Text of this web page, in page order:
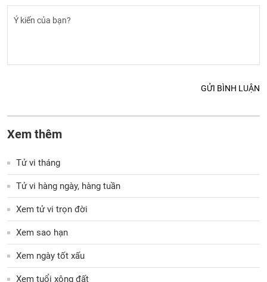
GỬI BÌNH LUẬN
Xem thêm
Tử vi tháng
Tử vi hàng ngày, hàng tuần
Xem tử vi trọn đời
Xem sao hạn
Xem ngày tốt xấu
Xem tuổi xông đất